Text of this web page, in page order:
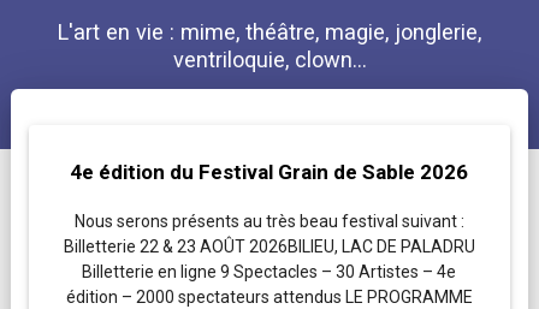
L'art en vie : mime, théâtre, magie, jonglerie,
ventriloquie, clown...
4e édition du Festival Grain de Sable 2026
Nous serons présents au très beau festival suivant :
Billetterie 22 & 23 AOÛT 2026BILIEU, LAC DE PALADRU
Billetterie en ligne 9 Spectacles – 30 Artistes – 4e
édition – 2000 spectateurs attendus LE PROGRAMME